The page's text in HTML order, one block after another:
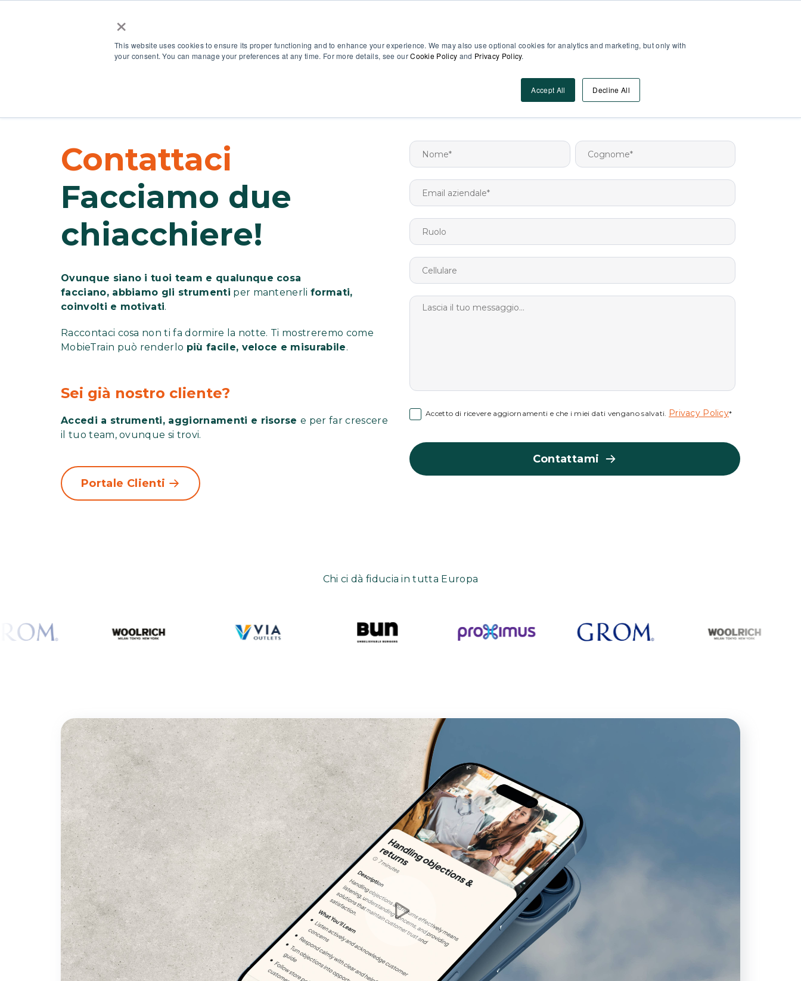
×
This website uses cookies to ensure its proper functioning and to enhance your experience. We may also use optional cookies for analytics and marketing, but only with
your consent. You can manage your preferences at any time. For more details, see ourCookie Policy and Privacy Policy.
Accept All Decline All
Risorse Vai Alla DEMO
Contattaci
Facciamo due
chiacchiere!
Ovunque siano i tuoi team e qualunque cosa
facciano, abbiamo gli strumenti per mantenerliformati,
coinvolti e motivati.
Raccontaci cosa non ti fa dormire la notte. Ti mostreremo come
MobieTrain può renderlo più facile, veloce e misurabile.
Sei già nostro cliente?
Accedi a strumenti, aggiornamenti e risorsee per far crescere
il tuo team, ovunque si trovi.
Portale Clienti
Accetto di ricevere aggiornamenti e che i miei dati vengano salvati. Privacy Policy*
Contattami
Chi ci dà fiducia in tutta Europa